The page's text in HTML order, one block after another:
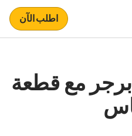
اطلب الآن
مع قطعة